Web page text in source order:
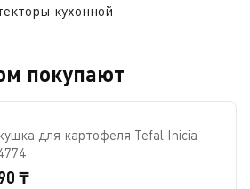
кухонной
покупают
для картофеля Tefal Inicia
₸